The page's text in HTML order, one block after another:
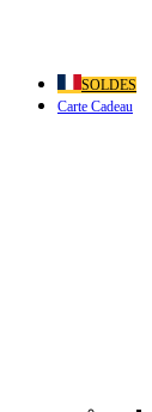
SOLDES
Carte Cadeau